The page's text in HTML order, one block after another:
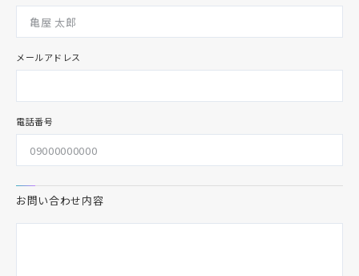
メールアドレス
電話番号
お問い合わせ内容